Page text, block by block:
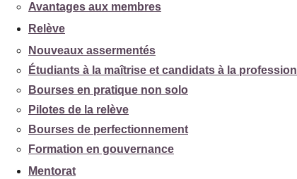
Avantages aux membres
Relève
Nouveaux assermentés
Étudiants à la maîtrise et candidats à la profession
Bourses en pratique non solo
Pilotes de la relève
Bourses de perfectionnement
Formation en gouvernance
Mentorat